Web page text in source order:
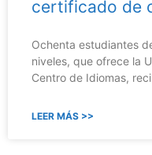
certificado de
Ochenta estudiantes
niveles, que ofrece la
Centro de Idiomas,
LEER MÁS >>